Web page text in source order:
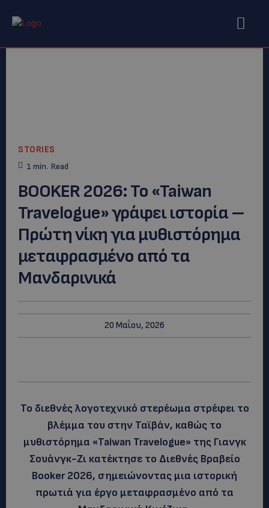
STORIES
1 min. Read
BOOKER 2026: Το «Taiwan
Travelogue» γράφει ιστορία –
Πρώτη νίκη για μυθιστόρημα
μεταφρασμένο από τα
Μανδαρινικά
20 Μαΐου, 2026
Το διεθνές λογοτεχνικό στερέωμα στρέφει το
βλέμμα του στην Ταϊβάν, καθώς το
μυθιστόρημα «Taiwan Travelogue» της Γιανγκ
Σουάνγκ-Ζι κατέκτησε το Διεθνές Βραβείο
Booker 2026, σημειώνοντας μια ιστορική
πρωτιά για έργο μεταφρασμένο από τα